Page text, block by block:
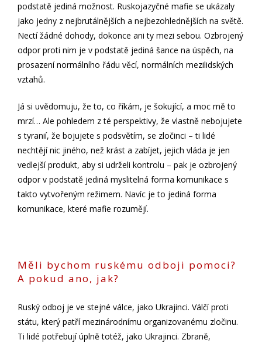
podstatě jediná možnost. Ruskojazyčné mafie se ukázaly
jako jedny z nejbrutálnějších a nejbezohlednějších na světě.
Nectí žádné dohody, dokonce ani ty mezi sebou. Ozbrojený
odpor proti nim je v podstatě jediná šance na úspěch, na
prosazení normálního řádu věcí, normálních mezilidských
vztahů.
Já si uvědomuju, že to, co říkám, je šokující, a moc mě to
mrzí… Ale pohledem z té perspektivy, že vlastně nebojujete
s tyranií, že bojujete s podsvětím, se zločinci – ti lidé
nechtějí nic jiného, než krást a zabíjet, jejich vláda je jen
vedlejší produkt, aby si udrželi kontrolu – pak je ozbrojený
odpor v podstatě jediná myslitelná forma komunikace s
takto vytvořeným režimem. Navíc je to jediná forma
komunikace, které mafie rozumějí.
Měli bychom ruskému odboji pomoci?
A pokud ano, jak?
Ruský odboj je ve stejné válce, jako Ukrajinci. Válčí proti
státu, který patří mezinárodnímu organizovanému zločinu.
Ti lidé potřebují úplně totéž, jako Ukrajinci. Zbraně,